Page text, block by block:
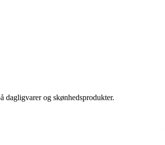
dagligvarer og skønhedsprodukter.